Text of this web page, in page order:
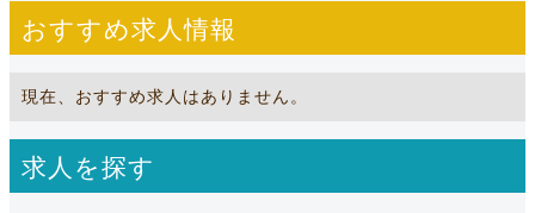
おすすめ求人情報
現在、おすすめ求人はありません。
求人を探す